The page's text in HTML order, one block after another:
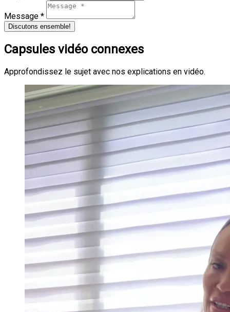
Message *
Discutons ensemble!
Capsules vidéo connexes
Approfondissez le sujet avec nos explications en vidéo.